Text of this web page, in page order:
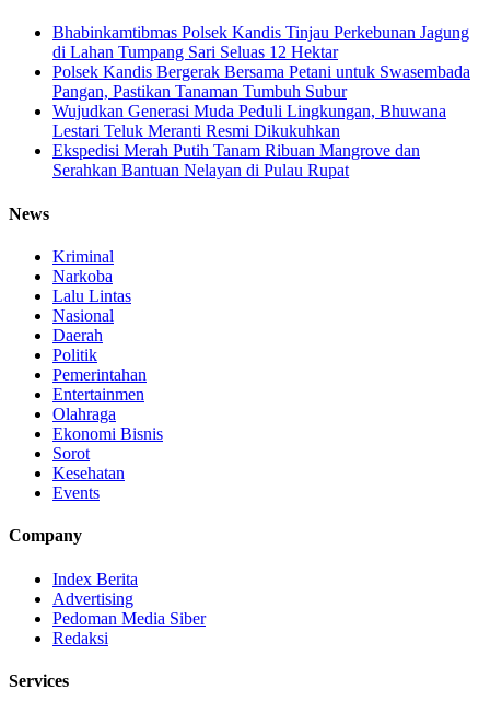
Bhabinkamtibmas Polsek Kandis Tinjau Perkebunan Jagung
di Lahan Tumpang Sari Seluas 12 Hektar
Polsek Kandis Bergerak Bersama Petani untuk Swasembada
Pangan, Pastikan Tanaman Tumbuh Subur
Wujudkan Generasi Muda Peduli Lingkungan, Bhuwana
Lestari Teluk Meranti Resmi Dikukuhkan
Ekspedisi Merah Putih Tanam Ribuan Mangrove dan
Serahkan Bantuan Nelayan di Pulau Rupat
News
Kriminal
Narkoba
Lalu Lintas
Nasional
Daerah
Politik
Pemerintahan
Entertainmen
Olahraga
Ekonomi Bisnis
Sorot
Kesehatan
Events
Company
Index Berita
Advertising
Pedoman Media Siber
Redaksi
Services